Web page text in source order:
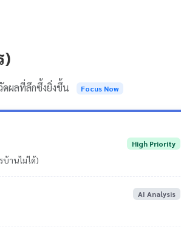
)
ดผลที่ลึกซึ้งยิ่งขึ้น Focus Now
High Priority
านไม่ได้)
AI Analysis